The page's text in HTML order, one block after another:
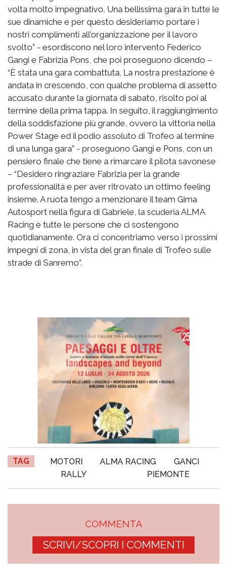
volta molto impegnativo. Una bellissima gara in tutte le
sue dinamiche e per questo desideriamo portare i
nostri complimenti all’organizzazione per il lavoro
svolto” - esordiscono nel loro intervento Federico
Gangi e Fabrizia Pons, che poi proseguono dicendo –
“È stata una gara combattuta. La nostra prestazione è
andata in crescendo, con qualche problema di assetto
accusato durante la giornata di sabato, risolto poi al
termine della prima tappa. In seguito, il raggiungimento
della soddisfazione più grande, ovvero la vittoria nella
Power Stage ed il podio assoluto di Trofeo al termine
di una lunga gara” - proseguono Gangi e Pons, con un
pensiero finale che tiene a rimarcare il pilota savonese
– “Desidero ringraziare Fabrizia per la grande
professionalità e per aver ritrovato un ottimo feeling
insieme. A ruota tengo a menzionare il team Gima
Autosport nella figura di Gabriele, la scuderia ALMA
Racing e tutte le persone che ci sostengono
quotidianamente. Ora ci concentriamo verso i prossimi
impegni di zona, in vista del gran finale di Trofeo sulle
strade di Sanremo”.
TAG MOTORI ALMA RACING
GANCI
RALLY
PIEMONTE
COMMENTA
SCRIVI/SCOPRI I COMMENTI